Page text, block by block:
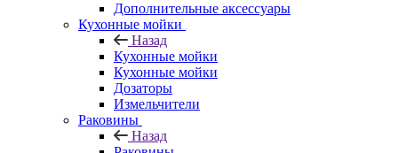
Дополнительные аксессуары
Кухонные мойки
Назад
Кухонные мойки
Кухонные мойки
Дозаторы
Измельчители
Раковины
Назад